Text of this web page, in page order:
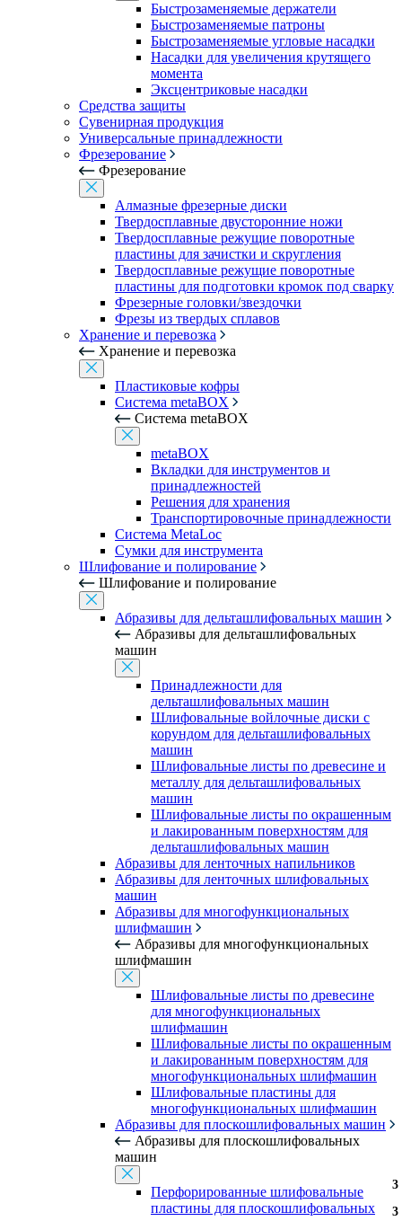
Быстрозаменяемые держатели
Быстрозаменяемые патроны
Быстрозаменяемые угловые насадки
Насадки для увеличения крутящего
момента
Эксцентриковые насадки
Средства защиты
Сувенирная продукция
Универсальные принадлежности
Фрезерование
Фрезерование
Алмазные фрезерные диски
Твердосплавные двусторонние ножи
Твердосплавные режущие поворотные
пластины для зачистки и скругления
Твердосплавные режущие поворотные
пластины для подготовки кромок под сварку
Фрезерные головки/звездочки
Фрезы из твердых сплавов
Хранение и перевозка
Хранение и перевозка
Пластиковые кофры
Система metaBOX
Система metaBOX
metaBOX
Вкладки для инструментов и
принадлежностей
Решения для хранения
Транспортировочные принадлежности
Система MetaLoc
Сумки для инструмента
Шлифование и полирование
Шлифование и полирование
Абразивы для дельташлифовальных машин
Абразивы для дельташлифовальных
машин
Принадлежности для
дельташлифовальных машин
Шлифовальные войлочные диски с
корундом для дельташлифовальных
машин
Шлифовальные листы по древесине и
металлу для дельташлифовальных
машин
Шлифовальные листы по окрашенным
и лакированным поверхностям для
дельташлифовальных машин
Абразивы для ленточных напильников
Абразивы для ленточных шлифовальных
машин
Абразивы для многофункциональных
шлифмашин
Абразивы для многофункциональных
шлифмашин
Шлифовальные листы по древесине
для многофункциональных
шлифмашин
Шлифовальные листы по окрашенным
и лакированным поверхностям для
многофункциональных шлифмашин
Шлифовальные пластины для
многофункциональных шлифмашин
Абразивы для плоскошлифовальных машин
Абразивы для плоскошлифовальных
машин
Перфорированные шлифовальные
пластины для плоскошлифовальных
3
3
3
3
3
3
3
3
3
3
3
3
3
3
3
3
3
3